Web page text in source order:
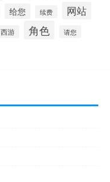
给您 续费 网站
西游 角色 请您